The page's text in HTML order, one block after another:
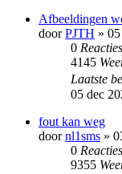
Afbeeldingen
doorPJTH »
0 Reacties
4145
Laatste
05 dec
fout kan weg
doornl1sms »
0 Reacties
9355